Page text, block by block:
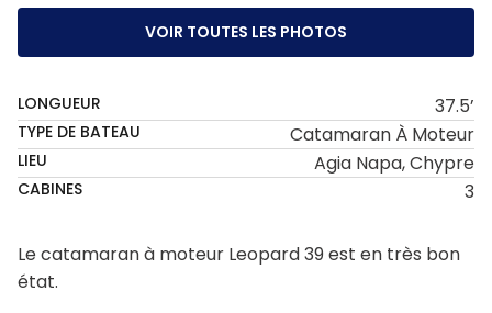
VOIR TOUTES LES PHOTOS
LONGUEUR 37.5’
TYPE DE BATEAU Catamaran À Moteur
LIEU Agia Napa, Chypre
CABINES 3
Le catamaran à moteur Leopard 39 est en très bon
état.